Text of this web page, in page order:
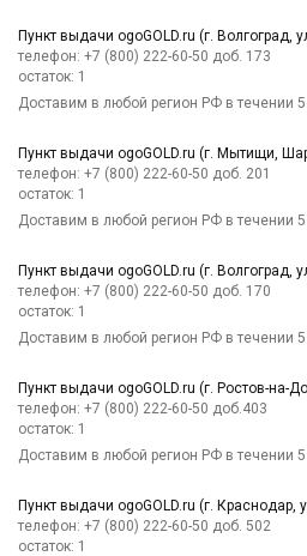
Пункт выдачи ogoGOLD.ru (г. Волгоград,
телефон: +7 (800) 222-60-50 доб. 173
остаток: 1
Доставим в любой регион РФ в течении
Пункт выдачи ogoGOLD.ru (г. Мытищи,
телефон: +7 (800) 222-60-50 доб. 201
остаток: 1
Доставим в любой регион РФ в течении
Пункт выдачи ogoGOLD.ru (г. Волгоград,
телефон: +7 (800) 222-60-50 доб. 170
остаток: 1
Доставим в любой регион РФ в течении
Пункт выдачи ogoGOLD.ru (г. Ростов-на-
телефон: +7 (800) 222-60-50 доб.403
остаток: 1
Доставим в любой регион РФ в течении
Пункт выдачи ogoGOLD.ru (г. Краснодар,
телефон: +7 (800) 222-60-50 доб. 502
остаток: 1